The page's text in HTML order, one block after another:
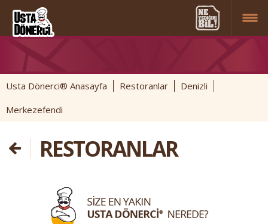
Usta Dönerci® Anasayfa Restoranlar
Denizli
Merkezefendi
RESTORANLAR